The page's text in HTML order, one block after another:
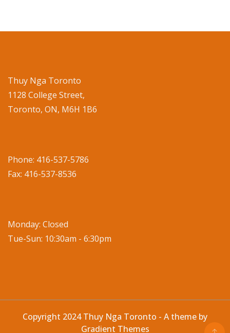
Thuy Nga Toronto
1128 College Street,
Toronto, ON, M6H 1B6
Phone: 416-537-5786
Fax: 416-537-8536
Monday: Closed
Tue-Sun: 10:30am - 6:30pm
Copyright 2024 Thuy Nga Toronto - A theme by
Gradient Themes